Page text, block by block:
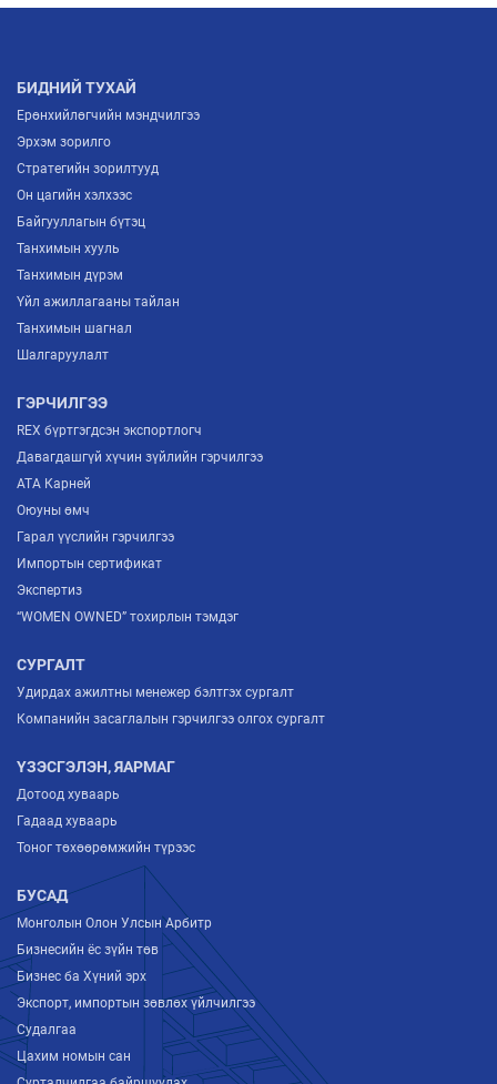
БИДНИЙ ТУХАЙ
Ерөнхийлөгчийн мэндчилгээ
Эрхэм зорилго
Стратегийн зорилтууд
Он цагийн хэлхээс
Байгууллагын бүтэц
Танхимын хууль
Танхимын дүрэм
Үйл ажиллагааны тайлан
Танхимын шагнал
Шалгаруулалт
ГЭРЧИЛГЭЭ
REX бүртгэгдсэн экспортлогч
Давагдашгүй хүчин зүйлийн гэрчилгээ
ATA Карней
Оюуны өмч
Гарал үүслийн гэрчилгээ
Импортын сертификат
Экспертиз
“WOMEN OWNED” тохирлын тэмдэг
СУРГАЛТ
Удирдах ажилтны менежер бэлтгэх сургалт
Компанийн засаглалын гэрчилгээ олгох сургалт
ҮЗЭСГЭЛЭН, ЯАРМАГ
Дотоод хуваарь
Гадаад хуваарь
Тоног төхөөрөмжийн түрээс
БУСАД
Монголын Олон Улсын Арбитр
Бизнесийн ёс зүйн төв
Бизнес ба Хүний эрх
Экспорт, импортын зөвлөх үйлчилгээ
Судалгаа
Цахим номын сан